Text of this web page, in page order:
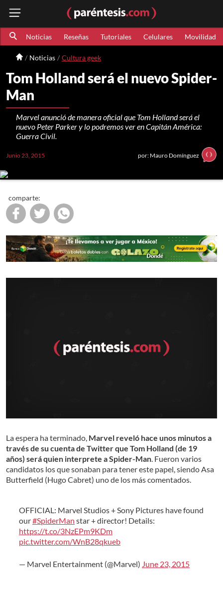
Noticias Reseñas Tutoriales Celulares Movilidad
Noticias Cultura geek
Tom Holland será el nuevo Spider-
Man
Marvel anunció de manera oficial que Tom Holland será el
nuevo Peter Parker y lo podremos ver en Capitán América:
Guerra Civil.
Junio 23, 2015 por: Mauro Domínguez
comparte:
La espera ha terminado, Marvel reveló hace unos minutos a
través de su cuenta de Twitter que Tom Holland (de 19
años) será quien interprete a Spider-Man. Fueron varios
candidatos los que sonaban para tener este papel, siendo Asa
Butterfield (Hugo Cabret) uno de los más comentados.
OFFICIAL: Marvel Studios + Sony Pictures have found
our#SpiderMan star + director! Details:
https://t.co/3NzEPm9KDm
pic.twitter.com/WnB28qkueb
— Marvel Entertainment (@Marvel) June 23, 2015